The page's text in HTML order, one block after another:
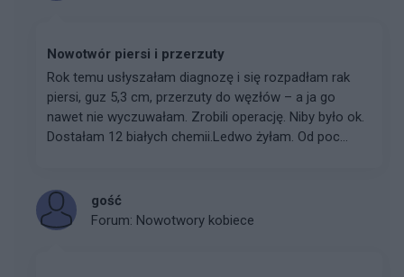
Nowotwór piersi i przerzuty
Rok temu usłyszałam diagnozę i się rozpadłam rak
piersi, guz 5,3 cm, przerzuty do węzłów – a ja go
nawet nie wyczuwałam. Zrobili operację. Niby było ok.
Dostałam 12 białych chemii.Ledwo żyłam. Od poc...
gość
Forum: Nowotwory kobiece